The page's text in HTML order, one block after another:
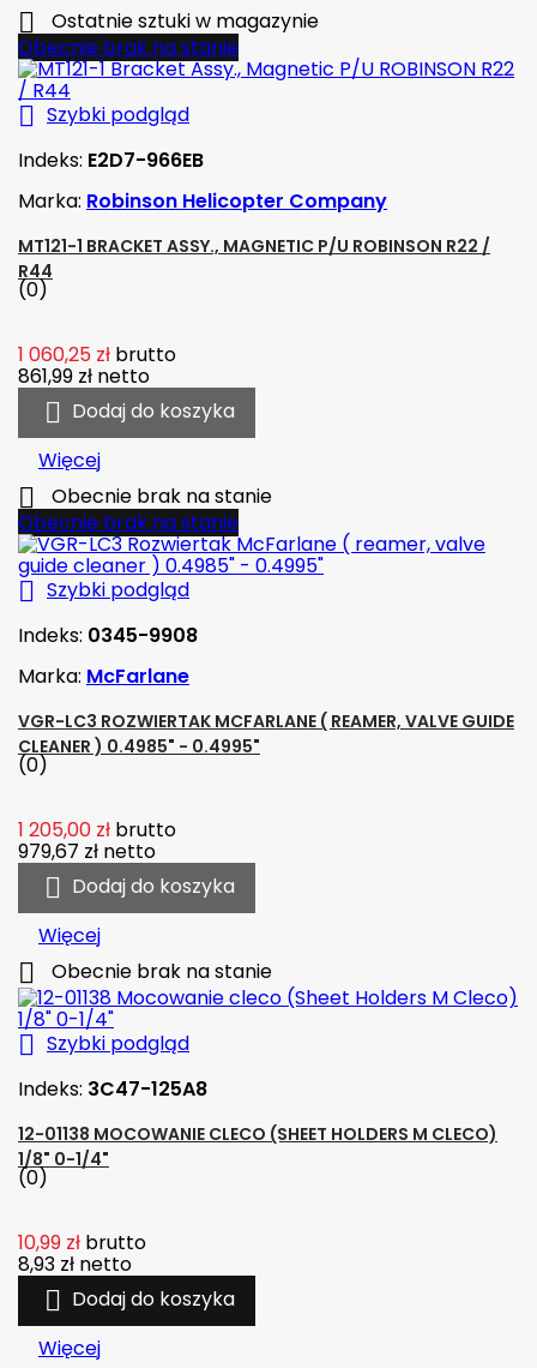

Ostatnie sztuki w magazynie
Obecnie brak na stanie
 Szybki podgląd
Indeks: E2D7-966EB
Marka: Robinson Helicopter Company
MT121-1 BRACKET ASSY., MAGNETIC P/U ROBINSON R22 /
R44
(0)
1 060,25 zł brutto
861,99 zł netto
 Dodaj do koszyka
Więcej

Obecnie brak na stanie
Obecnie brak na stanie
 Szybki podgląd
Indeks: 0345-9908
Marka: McFarlane
VGR-LC3 ROZWIERTAK MCFARLANE ( REAMER, VALVE GUIDE
CLEANER ) 0.4985" - 0.4995"
(0)
1 205,00 zł brutto
979,67 zł netto
 Dodaj do koszyka
Więcej
 Obecnie brak na stanie
 Szybki podgląd
Indeks: 3C47-125A8
12-01138 MOCOWANIE CLECO (SHEET HOLDERS M CLECO)
1/8" 0-1/4"
(0)
10,99 zł brutto
8,93 zł netto
 Dodaj do koszyka
Więcej